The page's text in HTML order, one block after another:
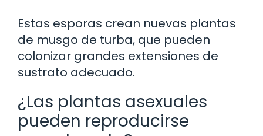
Estas esporas crean nuevas plantas
de musgo de turba, que pueden
colonizar grandes extensiones de
sustrato adecuado.
¿Las plantas asexuales
pueden reproducirse